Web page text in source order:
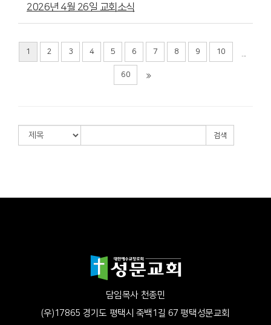
2026년 4월 26일 교회소식
1 2 3 4 5 6 7 8 9 10
60
검색
담임목사 천종민
(우)17865 경기도 평택시 죽백1길 67 평택성문교회